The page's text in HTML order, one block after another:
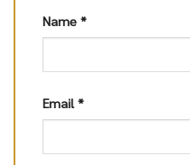
Name *
Email *